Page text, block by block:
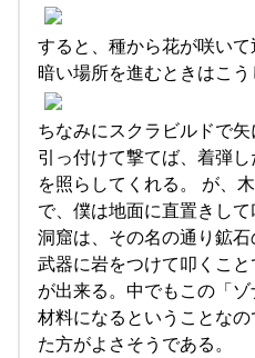
すると、種から花が咲いて
暗い場所を進むときはこう
ちなみにスクラビルドで
引っ付けて撃てば、着弾
を照らしてくれる。 が、
で、僕は地面に直置きし
洞窟は、その名の通り鉱石
武器に岩をつけて叩くこ
が出来る。中でもこの「
材料になるということな
た方がよさそうである。